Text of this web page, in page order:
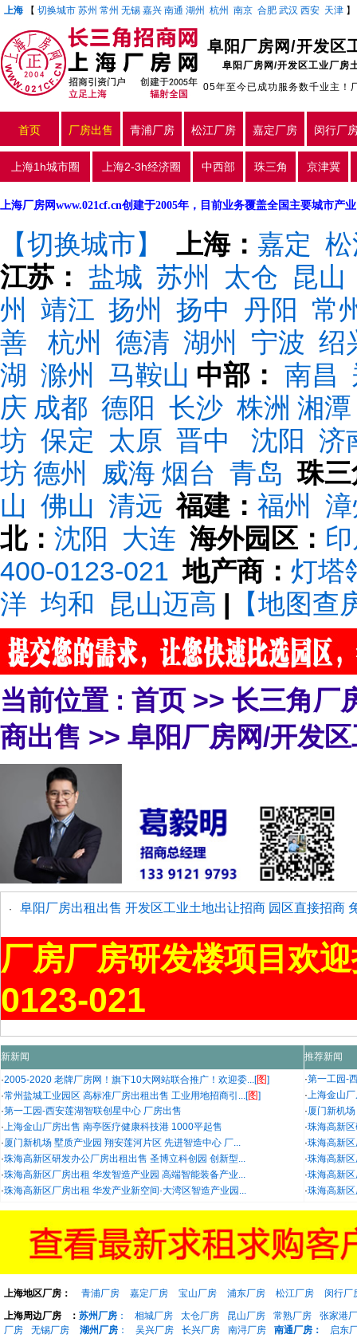
上海 【 切换城市 苏州 常州 无锡 嘉兴 南通 湖州 杭州 南京 合肥 武汉 西安 天津 】
阜阳厂房网/开发区
阜阳厂房网/开发区工业厂房
05年至今已成功服务数千业主！
首页 厂房出售 青浦厂房 松江厂房 嘉定厂房 闵行厂
上海1h城市圈 上海2-3h经济圈 中西部 珠三角 京津冀
上海厂房网www.021cf.cn创建于2005年，目前业务覆盖全国主要城市产
【切换城市】 上海： 嘉定
江苏： 盐城 苏州 太仓 昆山
州
靖江 扬州 扬中 丹阳
常
善
杭州 德清 湖州 宁波 绍
湖 滁州 马鞍山 中部： 南昌
庆 成都 德阳 长沙 株洲 湘潭
坊 保定 太原 晋中 沈阳
济
坊 德州 威海 烟台 青岛 珠
山 佛山 清远 福建： 福州
北： 沈阳 大连 海外园区：
400-0123-021 地产商： 灯塔
洋 均和 昆山迈高 | 【地图查
当前位置 : 首页 >> 长三角厂
商出售 >> 阜阳厂房网/开发
· 阜阳厂房出租出售 开发区工业土地出让招商 园区直接招商
厂房厂房研发楼项目欢
0123-021
新新闻 推荐新闻
·2005-2020 老牌厂房网！旗下10大网站联合推广！欢迎委...[图]
·常州盐城工业园区 高标准厂房出租出售 工业用地招商引...[图]
·第一工园-西安莲湖智联创星中心 厂房出售
·上海金山厂房出售 南亭医疗健康科技港 1000平起售
·厦门新机场 墅质产业园 翔安莲河片区 先进智造中心 厂...
·珠海高新区研发办公厂房出租出售 圣博立科创园 创新型...
·珠海高新区厂房出租 华发智造产业园 高端智能装备产业...
·珠海高新区厂房出租 华发产业新空间·大湾区智造产业园...
·第一工园-
·上海金山
·厦门新机
·珠海高新
·珠海高新
·珠海高新
·珠海高新
·珠海高新
上海地区厂房： 青浦厂房 嘉定厂房 宝山厂房 浦东厂房 松江厂房
闵行厂
上海周边厂房
： 苏州厂房 ： 相城厂房 太仓厂房 昆山厂房 常熟厂房
张家港
厂房
无锡厂房 湖州厂房 ： 吴兴厂房 长兴厂房 南浔厂房 南通厂房：
启东